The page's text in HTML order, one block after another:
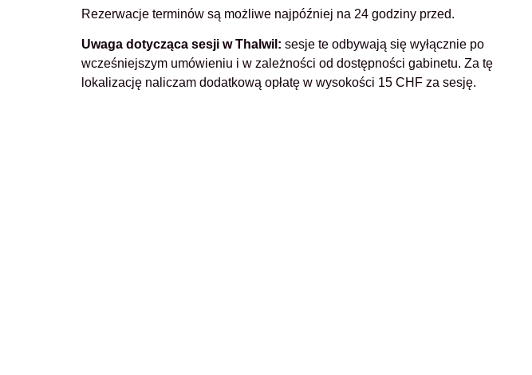
Rezerwacje terminów są możliwe najpóźniej na 24 godziny przed.
Uwaga dotycząca sesji w Thalwil: sesje te odbywają się wyłącznie po
wcześniejszym umówieniu i w zależności od dostępności gabinetu. Za tę
lokalizację naliczam dodatkową opłatę w wysokości 15 CHF za sesję.